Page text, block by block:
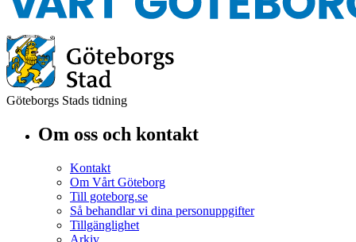
Göteborgs Stads tidning
Om oss och kontakt
Kontakt
Om Vårt Göteborg
Till goteborg.se
Så behandlar vi dina personuppgifter
Tillgänglighet
Arkiv